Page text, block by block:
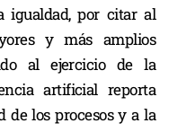
igualdad, por citar al
y más amplios
al ejercicio de la
artificial reporta
de los procesos y a la